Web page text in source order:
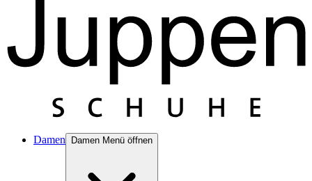
Damen Damen Menü öffnen